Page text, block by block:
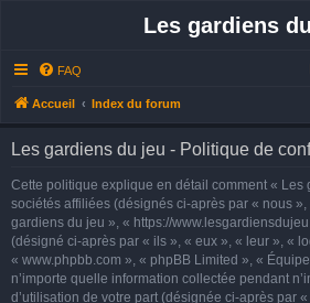
Les gardiens
FAQ
Accueil Index du forum
Les gardiens du jeu - Politique de
Cette politique explique en détail comment « Les
sociétés affiliées (désignés ci-après par « nous
gardiens du jeu », « https://
(désigné ci-après par « ils », « eux », « leur », «
« www.phpbb.com », « phpBB Limited », «
n’importe quelle information collectée pendant
d’utilisation de votre part (désignée ci-après par